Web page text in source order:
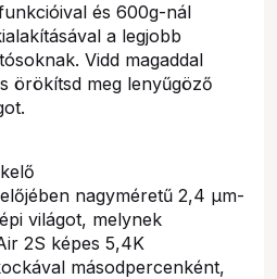
és 600g-nál
a legjobb
Vidd magaddal
örökítsd meg lenyűgöző
nagyméretű 2,4 µm-
világot, melynek
2S képes 5,4K
másodpercenként,